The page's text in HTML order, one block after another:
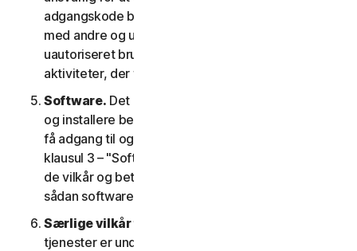
adgangskode beskyttes. Del ikke disse oplysninger
med andre og underret os med det samme om
uautoriseret brug. Du er ansvarlig for alle
aktiviteter, der finder sted på din konto.
Software. Det kan være nødvendigt at downloade
og installere bestemt software på en enhed for at
få adgang til og for at bruge visse tjenester. Se
klausul 3 – "Softwarelicensvilkår" i denne LSA for
de vilkår og betingelser, der gælder for brugen af
sådan software.
Særlige vilkår for visse tjenester.
tjenester er underlagt yderligere vilkår og